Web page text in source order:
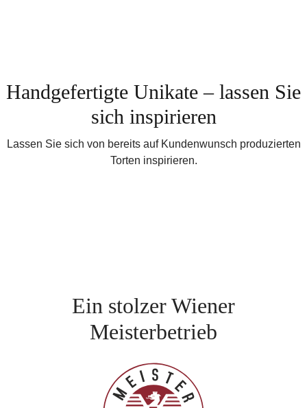
Handgefertigte Unikate – lassen Sie
sich inspirieren
Lassen Sie sich von bereits auf Kundenwunsch produzierten
Torten inspirieren.
Ein stolzer Wiener
Meisterbetrieb